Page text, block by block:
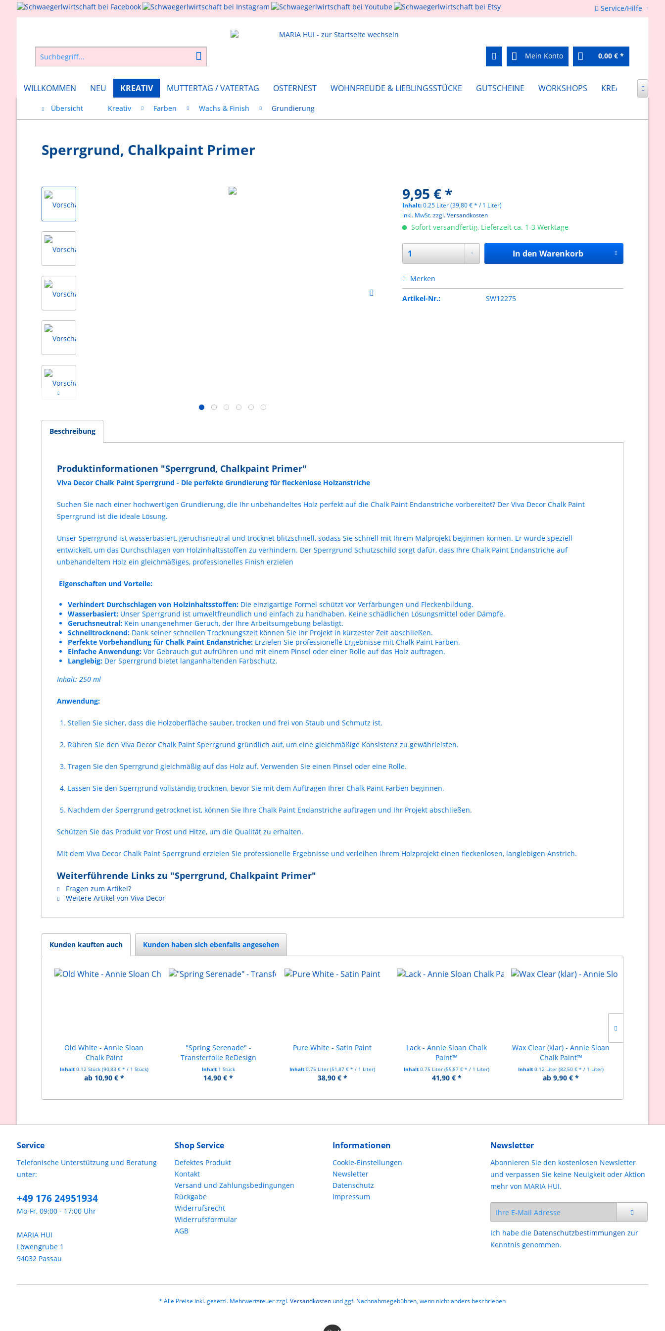
Service/Hilfe
Mein Konto 0,00 € *
WILLKOMMEN NEU KREATIV MUTTERTAG / VATERTAG OSTERNEST WOHNFREUDE & LIEBLINGSSTÜCKE GUTSCHEINE WORKSHOPS KREATIV FEIERN

Übersicht Kreativ Farben Wachs & Finish Grundierung
Sperrgrund, Chalkpaint Primer
9,95 € *
Inhalt:0.25 Liter (39,80 € * / 1 Liter)
inkl. MwSt.zzgl. Versandkosten
Sofort versandfertig, Lieferzeit ca. 1-3 Werktage
In den Warenkorb
Merken
Artikel-Nr.: SW12275
Beschreibung
Produktinformationen "Sperrgrund, Chalkpaint Primer"
Viva Decor Chalk Paint Sperrgrund - Die perfekte Grundierung für fleckenlose Holzanstriche
Suchen Sie nach einer hochwertigen Grundierung, die Ihr unbehandeltes Holz perfekt auf die Chalk Paint Endanstriche vorbereitet? Der Viva Decor Chalk Paint
Sperrgrund ist die ideale Lösung.
Unser Sperrgrund ist wasserbasiert, geruchsneutral und trocknet blitzschnell, sodass Sie schnell mit Ihrem Malprojekt beginnen können. Er wurde speziell
entwickelt, um das Durchschlagen von Holzinhaltsstoffen zu verhindern. Der Sperrgrund Schutzschild sorgt dafür, dass Ihre Chalk Paint Endanstriche auf
unbehandeltem Holz ein gleichmäßiges, professionelles Finish erzielen
Eigenschaften und Vorteile:
Verhindert Durchschlagen von Holzinhaltsstoffen:Die einzigartige Formel schützt vor Verfärbungen und Fleckenbildung.
Wasserbasiert:Unser Sperrgrund ist umweltfreundlich und einfach zu handhaben. Keine schädlichen Lösungsmittel oder Dämpfe.
Geruchsneutral:Kein unangenehmer Geruch, der Ihre Arbeitsumgebung belästigt.
Schnelltrocknend:Dank seiner schnellen Trocknungszeit können Sie Ihr Projekt in kürzester Zeit abschließen.
Perfekte Vorbehandlung für Chalk Paint Endanstriche:Erzielen Sie professionelle Ergebnisse mit Chalk Paint Farben.
Einfache Anwendung:Vor Gebrauch gut aufrühren und mit einem Pinsel oder einer Rolle auf das Holz auftragen.
Langlebig:Der Sperrgrund bietet langanhaltenden Farbschutz.
Inhalt: 250 ml
Anwendung:
Stellen Sie sicher, dass die Holzoberfläche sauber, trocken und frei von Staub und Schmutz ist.
Rühren Sie den Viva Decor Chalk Paint Sperrgrund gründlich auf, um eine gleichmäßige Konsistenz zu gewährleisten.
Tragen Sie den Sperrgrund gleichmäßig auf das Holz auf. Verwenden Sie einen Pinsel oder eine Rolle.
Lassen Sie den Sperrgrund vollständig trocknen, bevor Sie mit dem Auftragen Ihrer Chalk Paint Farben beginnen.
Nachdem der Sperrgrund getrocknet ist, können Sie Ihre Chalk Paint Endanstriche auftragen und Ihr Projekt abschließen.
Schützen Sie das Produkt vor Frost und Hitze, um die Qualität zu erhalten.
Mit dem Viva Decor Chalk Paint Sperrgrund erzielen Sie professionelle Ergebnisse und verleihen Ihrem Holzprojekt einen fleckenlosen, langlebigen Anstrich.
Weiterführende Links zu "Sperrgrund, Chalkpaint Primer"
Fragen zum Artikel?
Weitere Artikel von Viva Decor
Kunden kauften auch Kunden haben sich ebenfalls angesehen
Old White - Annie Sloan
Chalk Paint
Inhalt 0.12 Stück (90,83 € * / 1 Stück)
ab 10,90 € *
"Spring Serenade" -
Transferfolie ReDesign
Inhalt 1 Stück
14,90 € *
Pure White - Satin Paint
Inhalt0.75 Liter(51,87 € * / 1 Liter)
38,90 € *
Lack - Annie Sloan Chalk
Paint™
Inhalt0.75 Liter(55,87 € * / 1 Liter)
41,90 € *
Wax Clear (klar) - Annie Sloan
Chalk Paint™
Inhalt0.12 Liter(82,50 € * / 1 Liter)
ab 9,90 € *
Service
Telefonische Unterstützung und Beratung
unter:
+49 176 24951934
Mo-Fr, 09:00 - 17:00 Uhr
MARIA HUI
Löwengrube 1
94032 Passau
Shop Service
Defektes Produkt
Kontakt
Versand und Zahlungsbedingungen
Rückgabe
Widerrufsrecht
Widerrufsformular
AGB
Informationen
Cookie-Einstellungen
Newsletter
Datenschutz
Impressum
Newsletter
Abonnieren Sie den kostenlosen Newsletter
und verpassen Sie keine Neuigkeit oder Aktion
mehr von MARIA HUI.
Ich habe die Datenschutzbestimmungen zur
Kenntnis genommen.
* Alle Preise inkl. gesetzl. Mehrwertsteuer zzgl.Versandkosten und ggf. Nachnahmegebühren, wenn nicht anders beschrieben